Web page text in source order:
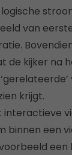
van
de kijker na
krijgt.
binnen een
een